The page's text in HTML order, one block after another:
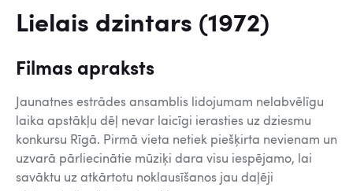
Lielais dzintars (1972)
Filmas apraksts
Jaunatnes estrādes ansamblis lidojumam nelabvēlīgu
laika apstākļu dēļ nevar laicīgi ierasties uz dziesmu
konkursu Rīgā. Pirmā vieta netiek piešķirta nevienam un
uzvarā pārliecinātie mūziķi dara visu iespējamo, lai
savāktu uz atkārtotu noklausīšanos jau daļēji